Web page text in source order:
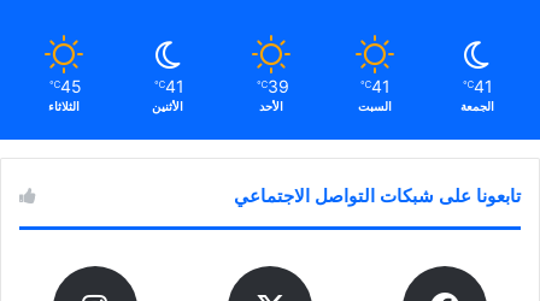
41
℃
الجمعة
41
℃
السبت
39
℃
الأحد
41
℃
الأثنين
45
℃
الثلاثاء
تابعونا على شبكات التواصل الاجتماعي